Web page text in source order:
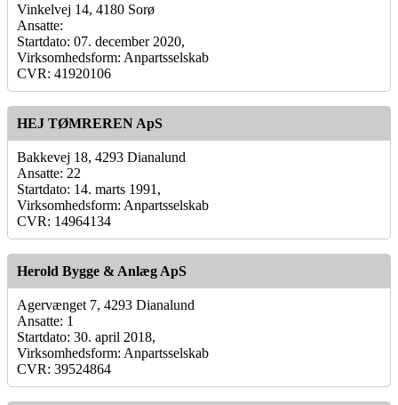
Vinkelvej 14, 4180 Sorø
Ansatte:
Startdato: 07. december 2020,
Virksomhedsform: Anpartsselskab
CVR: 41920106
HEJ TØMREREN ApS
Bakkevej 18, 4293 Dianalund
Ansatte: 22
Startdato: 14. marts 1991,
Virksomhedsform: Anpartsselskab
CVR: 14964134
Herold Bygge & Anlæg ApS
Agervænget 7, 4293 Dianalund
Ansatte: 1
Startdato: 30. april 2018,
Virksomhedsform: Anpartsselskab
CVR: 39524864